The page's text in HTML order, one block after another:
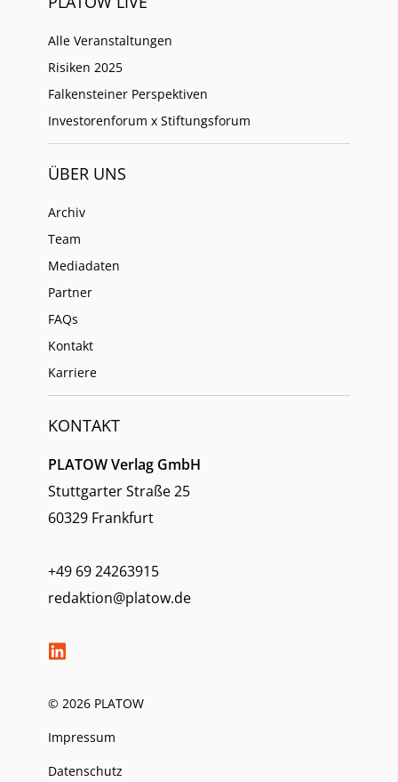
Alle Veranstaltungen
Risiken 2025
Falkensteiner Perspektiven
Investorenforum x Stiftungsforum
ÜBER UNS
Archiv
Team
Mediadaten
Partner
FAQs
Kontakt
Karriere
KONTAKT
PLATOW Verlag GmbH
Stuttgarter Straße 25
60329 Frankfurt
+49 69 24263915
redaktion@platow.de
© 2026 PLATOW
Impressum
Datenschutz